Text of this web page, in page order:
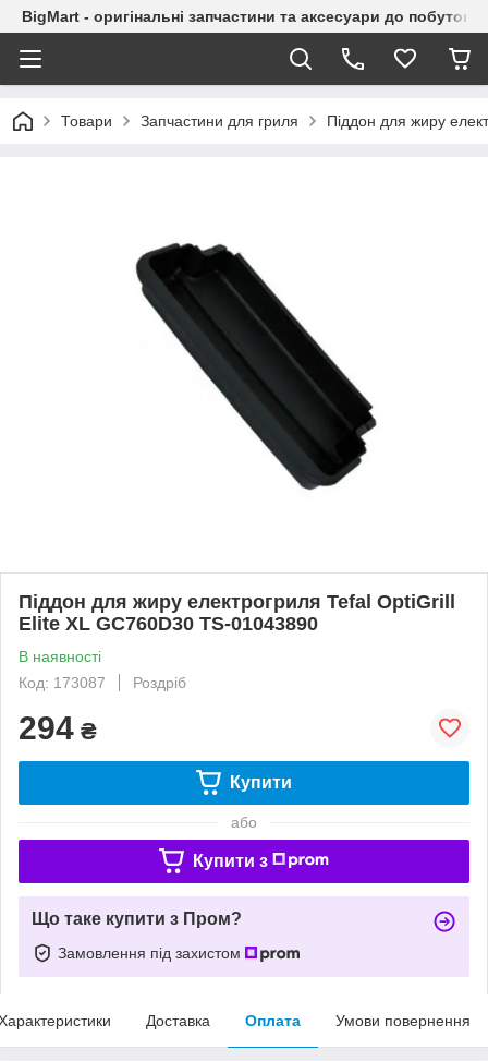
BigMart - оригінальні запчастини та аксесуари до побутової
Товари Запчастини для гриля Піддон для жиру
Піддон для жиру електрогриля Tefal OptiGrill
Elite XL GC760D30 TS-01043890
В наявності
Код: 173087
Роздріб
294 ₴
Купити
або
Купити з
Що таке купити з Пром?
Замовлення під захистом
Доставка Оплата Умови повернення